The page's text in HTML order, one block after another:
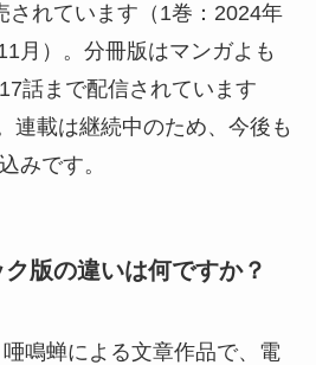
されています（1巻：2024年
月）。分冊版はマンガよも
話まで配信されています
連載は継続中のため、今後も
みです。
版の違いは何ですか？
鳴蝉による文章作品で、電